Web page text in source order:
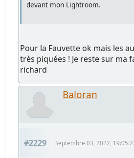
devant mon Lightroom.
Pour la Fauvette ok mais les
très piquées ! Je reste sur ma
richard
Baloran
#2229 Septembre 03, 2022,